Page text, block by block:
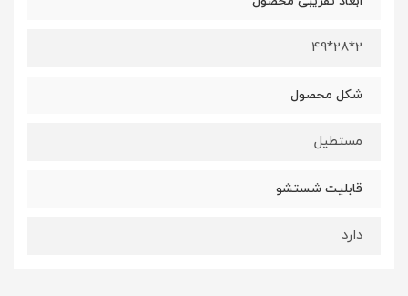
2*28*49
شکل محصول
مستطیل
قابلیت شستشو
دارد